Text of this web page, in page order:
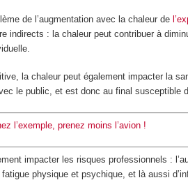
de l’augmentation avec la chaleur de
indirects : la chaleur peut contribuer à
la chaleur peut également impacter la
le public, et est donc au final susceptible
l’exemple, prenez moins l’avion !
impacter les risques professionnels :
physique et psychique, et là aussi